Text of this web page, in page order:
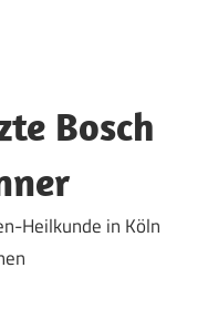
Bosch
Heilkunde in Köln